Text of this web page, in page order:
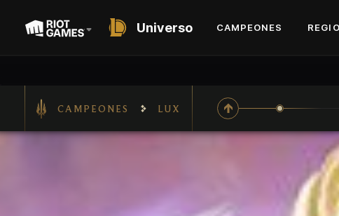
CAMPEONES LUX
Universo CAMPEONES